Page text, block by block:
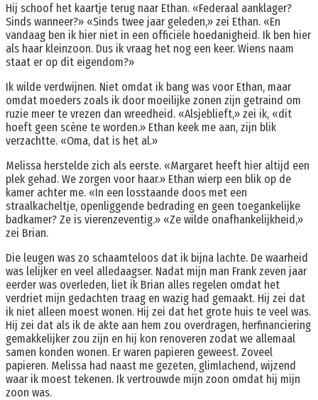
Hij schoof het kaartje terug naar Ethan. «Federaal aanklager?
Sinds wanneer?» «Sinds twee jaar geleden,» zei Ethan. «En
vandaag ben ik hier niet in een officiële hoedanigheid. Ik ben hier
als haar kleinzoon. Dus ik vraag het nog een keer. Wiens naam
staat er op dit eigendom?»
Ik wilde verdwijnen. Niet omdat ik bang was voor Ethan, maar
omdat moeders zoals ik door moeilijke zonen zijn getraind om
ruzie meer te vrezen dan wreedheid. «Alsjeblieft,» zei ik, «dit
hoeft geen scène te worden.» Ethan keek me aan, zijn blik
verzachtte. «Oma, dat is het al.»
Melissa herstelde zich als eerste. «Margaret heeft hier altijd een
plek gehad. We zorgen voor haar.» Ethan wierp een blik op de
kamer achter me. «In een losstaande doos met een
straalkacheltje, openliggende bedrading en geen toegankelijke
badkamer? Ze is vierenzeventig.» «Ze wilde onafhankelijkheid,»
zei Brian.
Die leugen was zo schaamteloos dat ik bijna lachte. De waarheid
was lelijker en veel alledaagser. Nadat mijn man Frank zeven jaar
eerder was overleden, liet ik Brian alles regelen omdat het
verdriet mijn gedachten traag en wazig had gemaakt. Hij zei dat
ik niet alleen moest wonen. Hij zei dat het grote huis te veel was.
Hij zei dat als ik de akte aan hem zou overdragen, herfinanciering
gemakkelijker zou zijn en hij kon renoveren zodat we allemaal
samen konden wonen. Er waren papieren geweest. Zoveel
papieren. Melissa had naast me gezeten, glimlachend, wijzend
waar ik moest tekenen. Ik vertrouwde mijn zoon omdat hij mijn
zoon was.